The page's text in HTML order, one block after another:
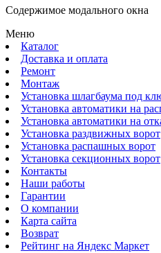
Содержимое модального окна
Меню
Каталог
Доставка и оплата
Ремонт
Монтаж
Установка шлагбаума под
Установка автоматики на
Установка автоматики на
Установка раздвижных ворот
Установка распашных ворот
Установка секционных ворот
Контакты
Наши работы
Гарантии
О компании
Карта сайта
Возврат
Рейтинг на Яндекс Маркет